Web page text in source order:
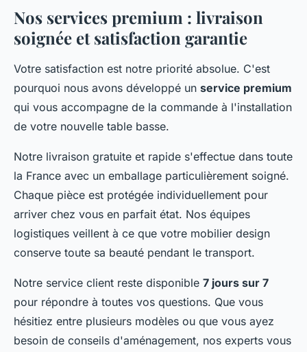
Nos services premium : livraison
soignée et satisfaction garantie
Votre satisfaction est notre priorité absolue. C'est
pourquoi nous avons développé un service premium
qui vous accompagne de la commande à l'installation
de votre nouvelle table basse.
Notre livraison gratuite et rapide s'effectue dans toute
la France avec un emballage particulièrement soigné.
Chaque pièce est protégée individuellement pour
arriver chez vous en parfait état. Nos équipes
logistiques veillent à ce que votre mobilier design
conserve toute sa beauté pendant le transport.
Notre service client reste disponible 7 jours sur 7
pour répondre à toutes vos questions. Que vous
hésitiez entre plusieurs modèles ou que vous ayez
besoin de conseils d'aménagement, nos experts vous